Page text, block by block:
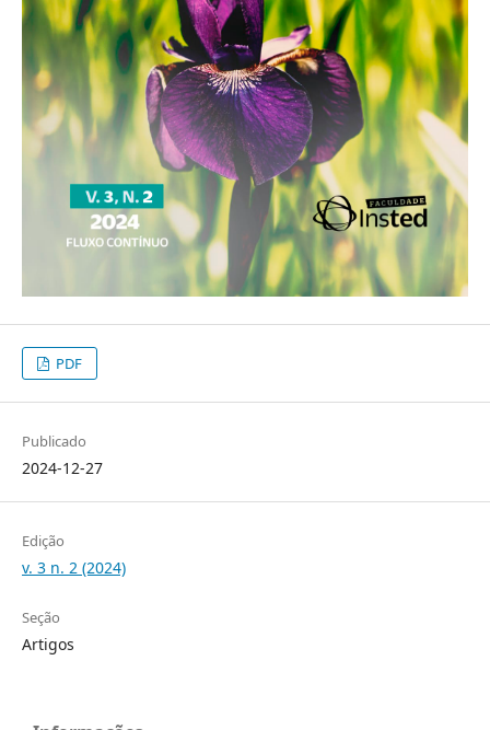
PDF
Publicado
2024-12-27
Edição
v. 3 n. 2 (2024)
Seção
Artigos